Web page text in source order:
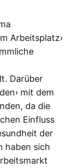
Arbeitsplatz›
Darüber
mit dem
da die
Einfluss
der
haben sich